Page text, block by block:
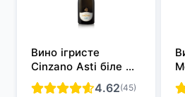
Вино ігристе
Cinzano Asti біле
солодке 0.75 л 7%
4.62(45)